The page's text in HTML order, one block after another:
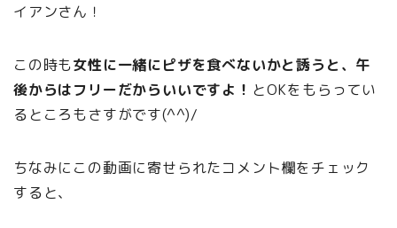
イアンさん！
この時も女性に一緒にピザを食べないかと誘うと、午
後からはフリーだからいいですよ！ とOKをもらってい
るところもさすがです(^^)/
ちなみにこの動画に寄せられたコメント欄をチェック
すると、